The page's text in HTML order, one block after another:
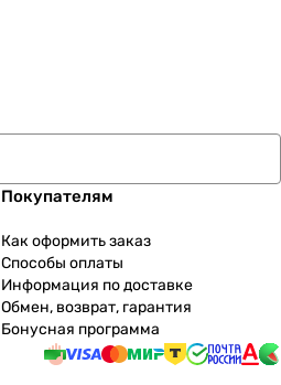
Покупателям
Как оформить заказ
Способы оплаты
Информация по доставке
Обмен, возврат, гарантия
Бонусная программа